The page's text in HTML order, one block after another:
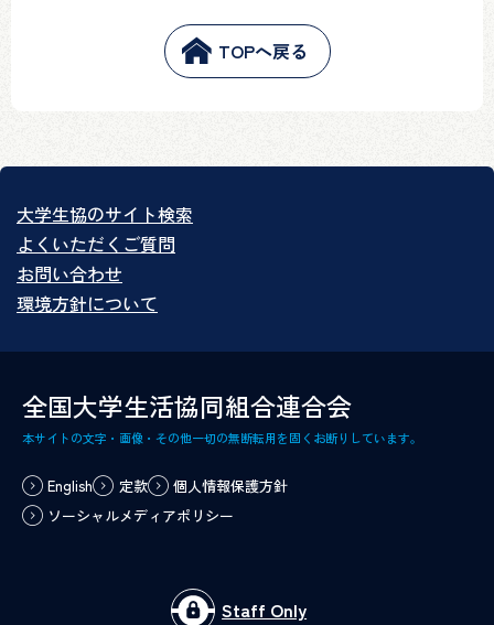
TOPへ戻る
大学生協のサイト検索
よくいただくご質問
お問い合わせ
環境方針について
English 定款
個人情報保護方針
ソーシャルメディアポリシー
全国大学生活協同組合連合会
本サイトの文字・画像・その他一切の無断転用を固くお断りしています。
Staff Only